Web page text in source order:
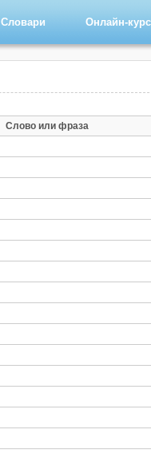
Словари Онлайн-
Слово или фраза